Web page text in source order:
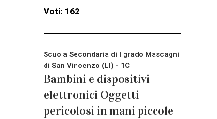
Voti: 162
Scuola Secondaria di I grado Mascagni
di San Vincenzo (LI) - 1C
Bambini e dispositivi
elettronici Oggetti
pericolosi in mani piccole